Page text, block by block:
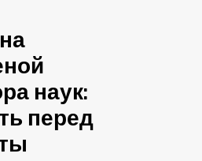
наук:
перед